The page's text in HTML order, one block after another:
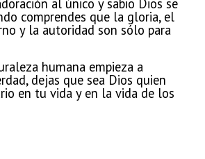
al único y sabio Dios se
comprendes que la gloria, el
y la autoridad son sólo para
humana empieza a
dejas que sea Dios quien
en tu vida y en la vida de los